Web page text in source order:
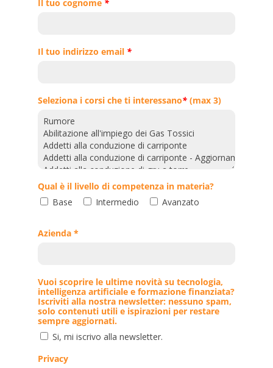
Il tuo cognome *
Il tuo indirizzo email *
Seleziona i corsi che ti interessano* (max 3)
Qual è il livello di competenza in materia?
Base
Intermedio Avanzato
Azienda *
Vuoi scoprire le ultime novità su tecnologia,
intelligenza artificiale e formazione finanziata?
Iscriviti alla nostra newsletter: nessuno spam,
solo contenuti utili e ispirazioni per restare
sempre aggiornati.
Si, mi iscrivo alla newsletter.
Privacy